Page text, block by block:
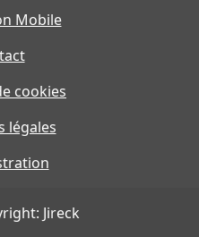
Mobile
cookies
légales
Jireck